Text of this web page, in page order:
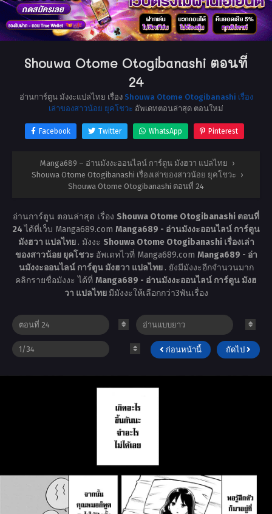
Shouwa Otome Otogibanashi ตอนที่
24
อ่านการ์ตูน มังงะแปลไทย เรื่อง Shouwa Otome Otogibanashi เรื่อง
เล่าของสาวน้อย ยุคโชวะ อัพเดทตอนล่าสุด ตอนใหม่
Facebook Twitter WhatsApp Pinterest
Manga689 – อ่านมังงะออนไลน์ การ์ตูน มังฮวา แปลไทย ›
Shouwa Otome Otogibanashi เรื่องเล่าของสาวน้อย ยุคโชวะ ›
Shouwa Otome Otogibanashi ตอนที่ 24
อ่านการ์ตูน ตอนล่าสุด เรื่อง Shouwa Otome Otogibanashi ตอนที่
24ได้ที่เว็บ Manga689.com Manga689 - อ่านมังงะออนไลน์ การ์ตูน
มังฮวา แปลไทย . มังงะ Shouwa Otome Otogibanashi เรื่องเล่า
ของสาวน้อย ยุคโชวะ อัพเดทไวที่ Manga689.com Manga689 - อ่า
นมังงะออนไลน์ การ์ตูน มังฮวา แปลไทย . ยังมีมังงะอีกจำนวนมาก
คลิกรายชื่อมังงะ ได้ที่ Manga689 - อ่านมังงะออนไลน์ การ์ตูน มังฮ
วา แปลไทย มีมังงะให้เลือกกว่า3พันเรื่อง
ก่อนหน้านี้ ถัดไป